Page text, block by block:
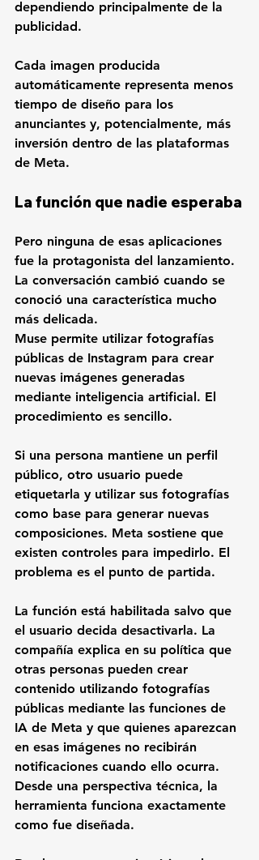
dependiendo principalmente de la
publicidad.
Cada imagen producida
automáticamente representa menos
tiempo de diseño para los
anunciantes y, potencialmente, más
inversión dentro de las plataformas
de Meta.
La función que nadie esperaba
Pero ninguna de esas aplicaciones
fue la protagonista del lanzamiento.
La conversación cambió cuando se
conoció una característica mucho
más delicada.
Muse permite utilizar fotografías
públicas de Instagram para crear
nuevas imágenes generadas
mediante inteligencia artificial. El
procedimiento es sencillo.
Si una persona mantiene un perfil
público, otro usuario puede
etiquetarla y utilizar sus fotografías
como base para generar nuevas
composiciones. Meta sostiene que
existen controles para impedirlo. El
problema es el punto de partida.
La función está habilitada salvo que
el usuario decida desactivarla. La
compañía explica en su política que
otras personas pueden crear
contenido utilizando fotografías
públicas mediante las funciones de
IA de Meta y que quienes aparezcan
en esas imágenes no recibirán
notificaciones cuando ello ocurra.
Desde una perspectiva técnica, la
herramienta funciona exactamente
como fue diseñada.